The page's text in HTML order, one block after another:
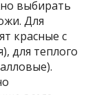
выбирать
Для
красные с
для теплого